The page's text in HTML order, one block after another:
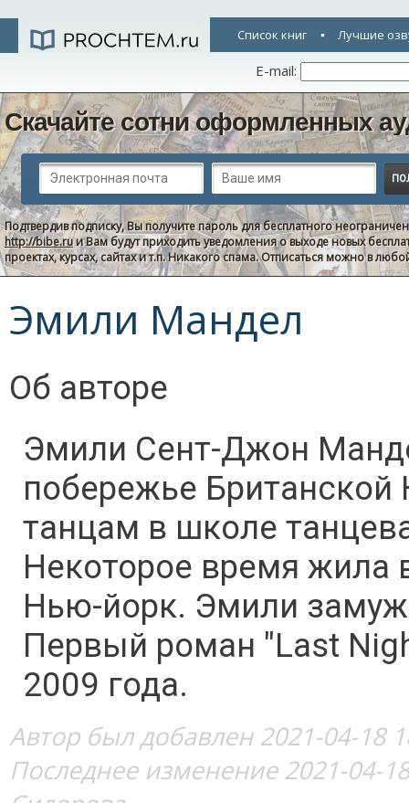
Список книг Лучшие
E-mail:
Скачайте сотни оформленных
Подтвердив подписку, Вы получите пароль для бесплатного
http://bibe.ruи Вам будут приходить уведомления о выходе новых
проектах, курсах, сайтах и т.п. Никакого спама. Отписаться можно в
Эмили Мандел
Об авторе
Эмили Сент-Джон
побережье Британской
танцам в школе
Некоторое время жила
Нью-йорк. Эмили
Первый роман "Last
2009 года.
Автор был добавлен 2021-04-18
Последнее изменение 2021-04-